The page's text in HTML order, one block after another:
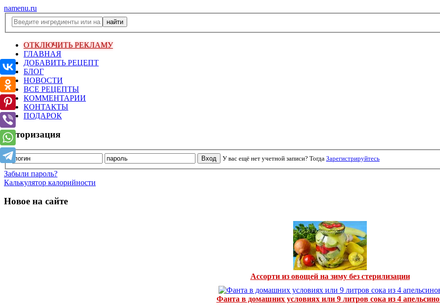
namenu.ru
ОТКЛЮЧИТЬ РЕКЛАМУ
ГЛАВНАЯ
ДОБАВИТЬ РЕЦЕПТ
БЛОГ
НОВОСТИ
ВСЕ РЕЦЕПТЫ
КОММЕНТАРИИ
КОНТАКТЫ
ПОДАРОК
Авторизация
У вас ещё нет учетной записи? Тогда Зарегистрируйтесь
Забыли пароль?
Калькулятор калорийности
Новое на сайте
Ассорти из овощей на зиму без стерилизации
Фанта в домашних условиях или 9 литров сока из 4